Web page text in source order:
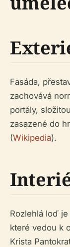
Fasáda,
zachovává
portály,
zasazené do
(Wikipedia).
Rozlehlá loď
které vedou k
Krista